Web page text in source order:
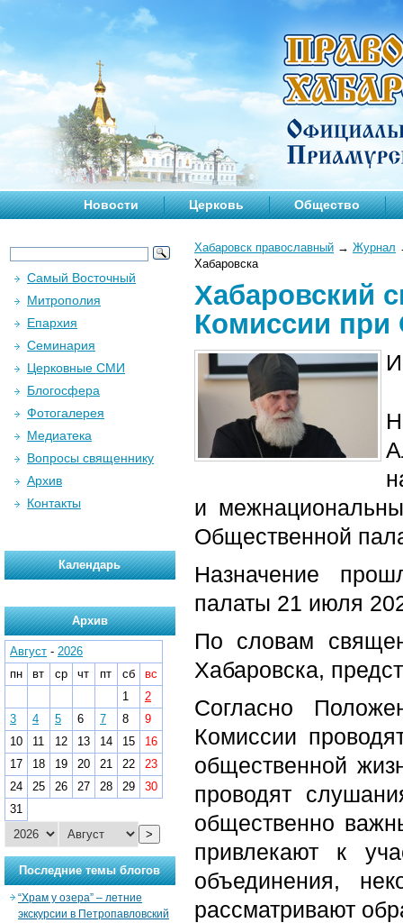
Новости Церковь Общество
Хабаровск православный → Журнал
Хабаровска
Хабаровский
Комиссии при
и
Общественной
Назначение
палаты 21 июля
По словам
Хабаровска,
Согласно
Комиссии
общественной
проводят
общественно
привлекают к
объединения,
рассматривают
Самый Восточный
Митрополия
Епархия
Семинария
Церковные СМИ
Блогосфера
Фотогалерея
Медиатека
Вопросы священнику
Архив
Контакты
Календарь
Архив
Август - 2026
пн
вт ср чт пт сб
вс
1
2
3
4 5 6 7 8
9
10
11 12 13 14 15
16
17
18 19 20 21 22
23
24
25 26 27 28 29
30
31
>
Последние темы блогов
“Храм у озера” – летние
экскурсии в Петропавловский